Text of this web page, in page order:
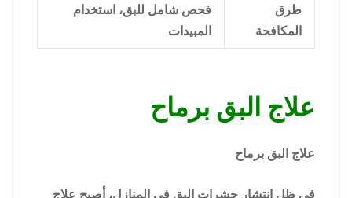
طرق
المكافحة
فحص شامل للبق، استخدام
المبيدات
علاج البق برماح
علاج البق برماح
في ظل انتشار حشرات البق في المنازل، أصبح علاج